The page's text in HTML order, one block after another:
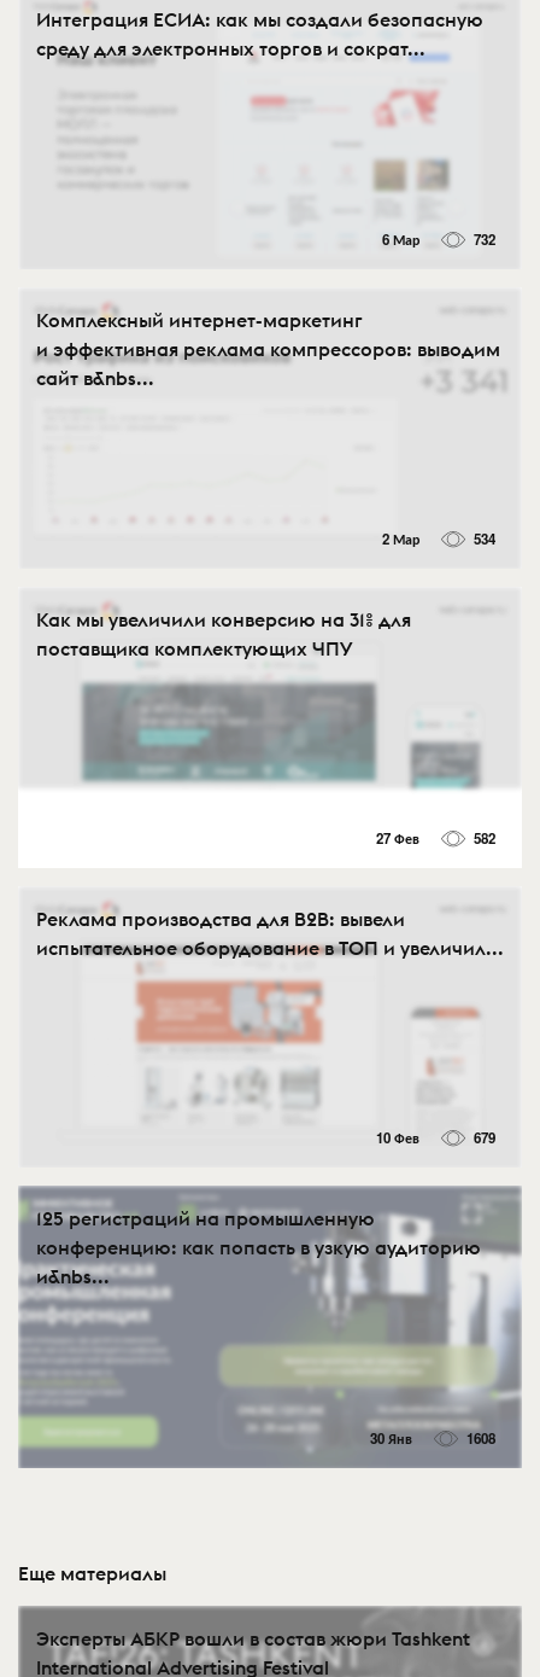
Интеграция ЕСИА: как мы создали безопасную
среду для электронных торгов и сократ...
6 Мар 732
Комплексный интернет-маркетинг
и эффективная реклама компрессоров: выводим
сайт в&nbs...
2 Мар 534
Как мы увеличили конверсию на 31% для
поставщика комплектующих ЧПУ
27 Фев 582
Реклама производства для B2B: вывели
испытательное оборудование в ТОП и увеличил...
10 Фев 679
125 регистраций на промышленную
конференцию: как попасть в узкую аудиторию
и&nbs...
30 Янв 1608
Еще материалы
Эксперты АБКР вошли в состав жюри Tashkent
International Advertising Festival